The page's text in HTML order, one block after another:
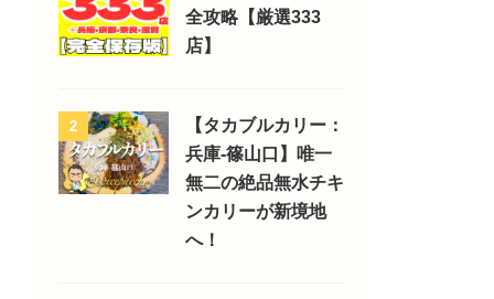
全攻略【厳選333
店】
2
【タカブルカリー：
兵庫-篠山口】唯一
無二の絶品無水チキ
ンカリーが新境地
へ！